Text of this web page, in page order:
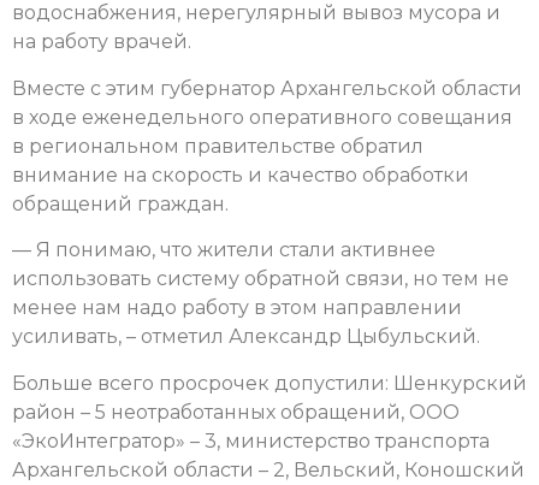
водоснабжения, нерегулярный вывоз мусора и
на работу врачей.
Вместе с этим губернатор Архангельской области
в ходе еженедельного оперативного совещания
в региональном правительстве обратил
внимание на скорость и качество обработки
обращений граждан.
— Я понимаю, что жители стали активнее
использовать систему обратной связи, но тем не
менее нам надо работу в этом направлении
усиливать, – отметил Александр Цыбульский.
Больше всего просрочек допустили: Шенкурский
район – 5 неотработанных обращений, ООО
«ЭкоИнтегратор» – 3, министерство транспорта
Архангельской области – 2, Вельский, Коношский